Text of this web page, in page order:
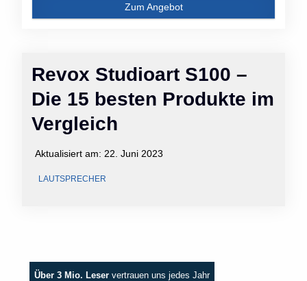
Revox Studioart S100 –
Die 15 besten Produkte im
Vergleich
Aktualisiert am: 22. Juni 2023
LAUTSPRECHER
Zum Angebot
Über 3 Mio. Leser vertrauen uns jedes Jahr